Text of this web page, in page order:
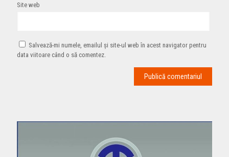
Site web
Salvează-mi numele, emailul și site-ul web în acest navigator pentru
data viitoare când o să comentez.